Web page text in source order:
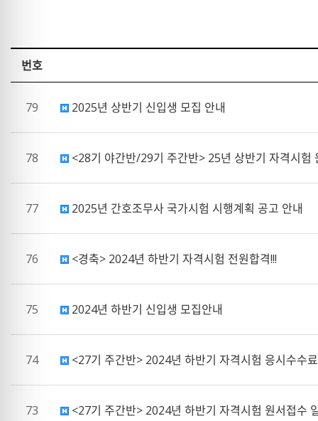
번호
79 2025년 상반기 신입생 모집 안내
78 <28기 야간반/29기 주간반> 25년 상반기 자격시험
77 2025년 간호조무사 국가시험 시행계획 공고 안내
76 <경축> 2024년 하반기 자격시험 전원합격!!!
75 2024년 하반기 신입생 모집안내
74 <27기 주간반> 2024년 하반기 자격시험 응시수수
73 <27기 주간반> 2024년 하반기 자격시험 원서접수